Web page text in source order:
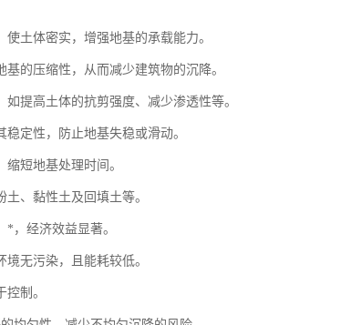
土体密实，增强地基的承载能力。
的压缩性，从而减少建筑物的沉降。
提高土体的抗剪强度、减少渗透性等。
定性，防止地基失稳或滑动。
短地基处理时间。
、黏性土及回填土等。
，经济效益显著。
无污染，且能耗较低。
制。